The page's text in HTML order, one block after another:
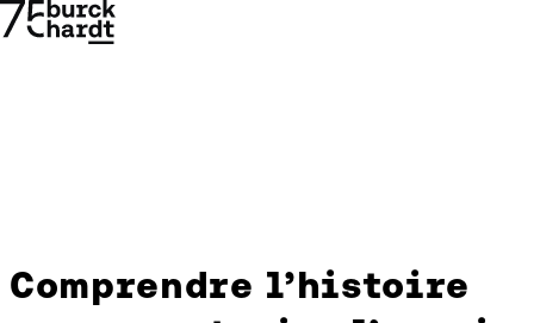
Comprendre
Comprendre l’histoire